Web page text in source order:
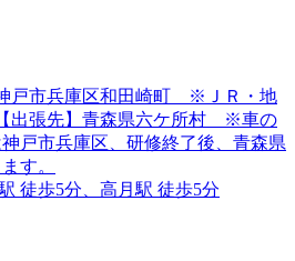
戸市兵庫区和田崎町 ※ＪＲ・地
出張先】青森県六ケ所村 ※車の
市兵庫区、研修終了後、青森県
す。
徒歩5分、高月駅 徒歩5分